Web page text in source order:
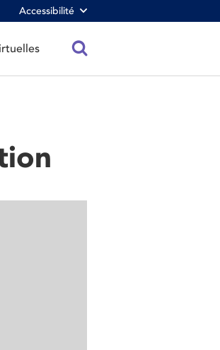
Accessibilité